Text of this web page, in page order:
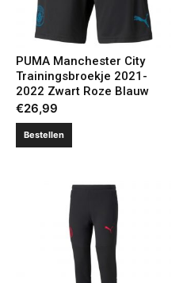
PUMA Manchester City
Trainingsbroekje 2021-
2022 Zwart Roze Blauw
€26,99
Bestellen